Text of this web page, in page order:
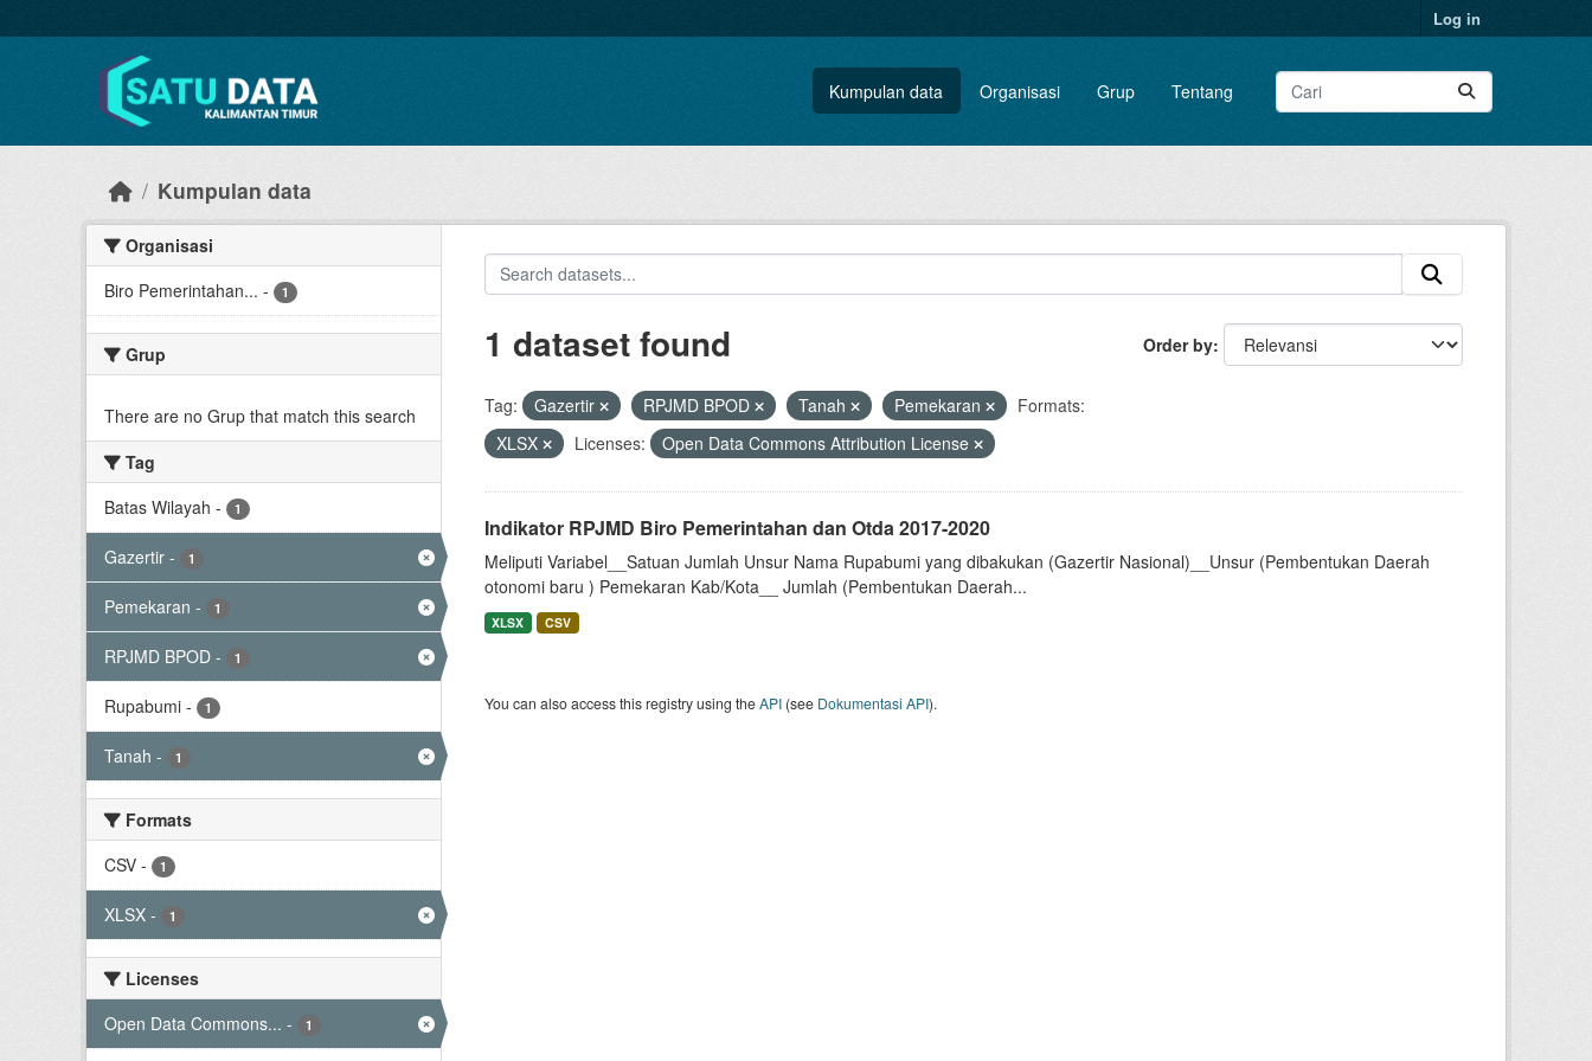
Log in
Kumpulan data Organisasi Grup Tentang
Kumpulan data
Organisasi
Biro Pemerintahan... - 1
Grup
There are no Grup that match this search
Tag
Batas Wilayah - 1
Gazertir - 1
Pemekaran - 1
RPJMD BPOD - 1
Rupabumi - 1
Tanah - 1
Formats
CSV - 1
XLSX - 1
Licenses
Open Data Commons... - 1
Order by
1 dataset found
Tag: Gazertir RPJMD BPOD Tanah Pemekaran
Formats:
XLSX
Licenses: Open Data Commons Attribution License
Indikator RPJMD Biro Pemerintahan dan Otda 2017-2020
Meliputi Variabel__Satuan Jumlah Unsur Nama Rupabumi yang dibakukan (Gazertir Nasional)__Unsur (Pembentukan Daerah
otonomi baru ) Pemekaran Kab/Kota__ Jumlah (Pembentukan Daerah...
XLSX CSV
You can also access this registry using theAPI(see Dokumentasi API).